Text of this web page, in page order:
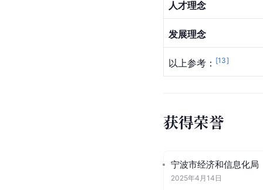
人才理念
发展理念
以上参考： [13]
获得荣誉
宁波市经济和信息化局
2025年4月14日